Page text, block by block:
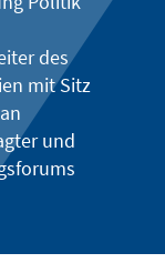
des
mit Sitz
und